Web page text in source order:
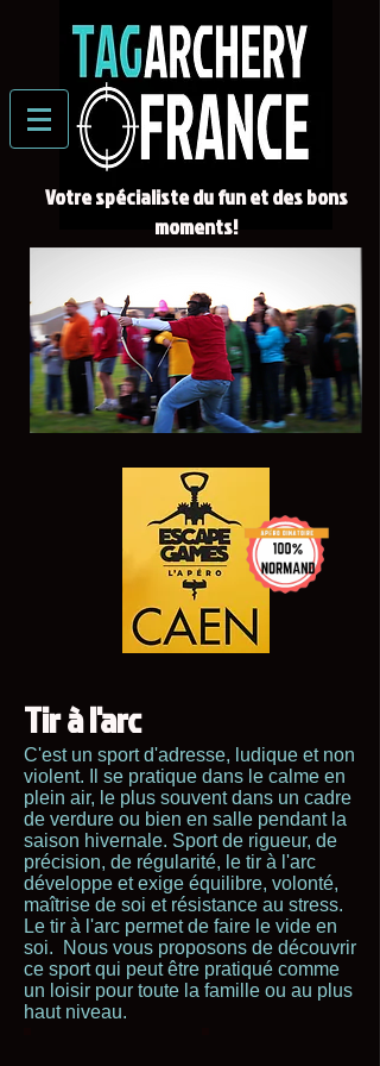
Votre spécialiste du fun et des bons
moments!
Tir à l'arc
C'est un sport d'adresse, ludique et non
violent. Il se pratique dans le calme en
plein air, le plus souvent dans un cadre
de verdure ou bien en salle pendant la
saison hivernale. Sport de rigueur, de
précision, de régularité, le tir à l'arc
développe et exige équilibre, volonté,
maîtrise de soi et résistance au stress.
Le tir à l'arc permet de faire le vide en
soi. Nous vous proposons de découvrir
ce sport qui peut être pratiqué comme
un loisir pour toute la famille ou au plus
haut niveau.